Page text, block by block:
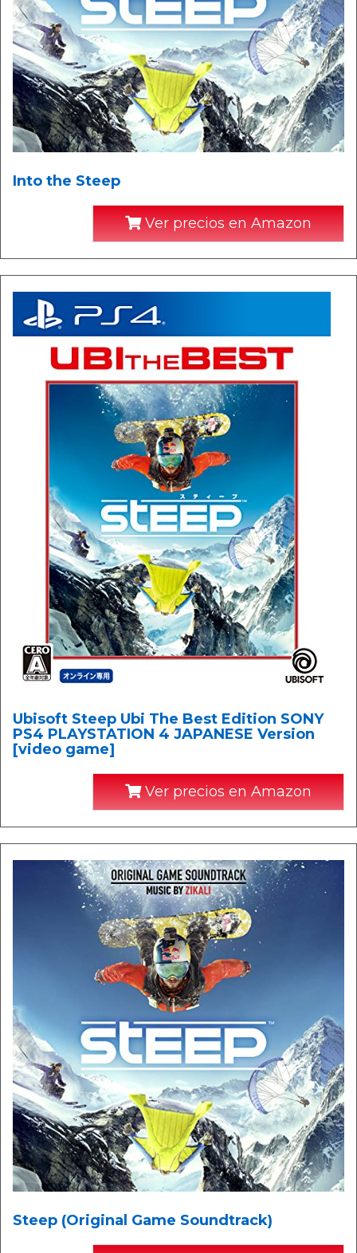
Into the Steep
Ver precios en Amazon
Ubisoft Steep Ubi The Best Edition SONY
PS4 PLAYSTATION 4 JAPANESE Version
[video game]
Ver precios en Amazon
Steep (Original Game Soundtrack)